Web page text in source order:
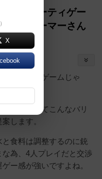
めのパーティゲー
ったゲーマーさん
ール）
のパーティゲームじゃ
さんに向けてこんなバリ
します。
と食料は調整するのに銃
な為、4人プレイだと交渉
ー感が強いですよね。
X